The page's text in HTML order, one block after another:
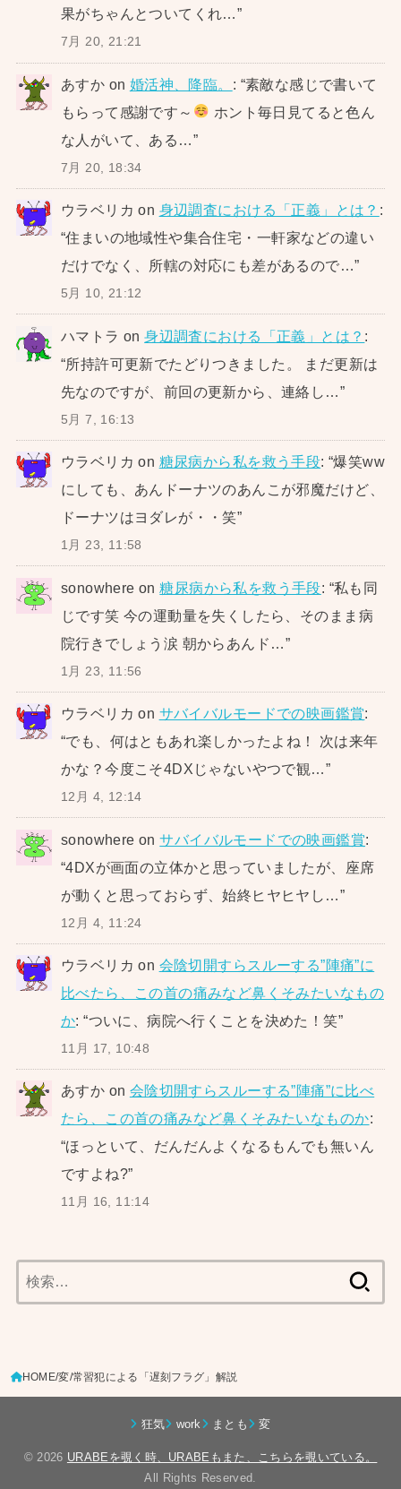
果がちゃんとついてくれ…”
7月 20, 21:21
あすか on 婚活神、降臨。 : “素敵な感じで書いて
もらって感謝です～
ホント毎日見てると色ん
な人がいて、ある…”
7月 20, 18:34
ウラベリカ on 身辺調査における「正義」とは？ :
“住まいの地域性や集合住宅・一軒家などの違い
だけでなく、所轄の対応にも差があるので…”
5月 10, 21:12
ハマトラ on身辺調査における「正義」とは？ :
“所持許可更新でたどりつきました。 まだ更新は
先なのですが、前回の更新から、連絡し…”
5月 7, 16:13
ウラベリカ on 糖尿病から私を救う手段: “爆笑ww
にしても、あんドーナツのあんこが邪魔だけど、
ドーナツはヨダレが・・笑”
1月 23, 11:58
sonowhere on糖尿病から私を救う手段: “私も同
じです笑 今の運動量を失くしたら、そのまま病
院行きでしょう涙 朝からあんド… ”
1月 23, 11:56
ウラベリカ on サバイバルモードでの映画鑑賞:
“でも、何はともあれ楽しかったよね！ 次は来年
かな？今度こそ4DXじゃないやつで観…”
12月 4, 12:14
sonowhere onサバイバルモードでの映画鑑賞:
“4DXが画面の立体かと思っていましたが、座席
が動くと思っておらず、始終ヒヤヒヤし… ”
12月 4, 11:24
ウラベリカ on 会陰切開すらスルーする”陣痛”に
比べたら、この首の痛みなど鼻くそみたいなもの
か: “ついに、病院へ行くことを決めた！笑”
11月 17, 10:48
あすか on 会陰切開すらスルーする”陣痛”に比べ
たら、この首の痛みなど鼻くそみたいなものか:
“ほっといて、だんだんよくなるもんでも無いん
ですよね?”
11月 16, 11:14
索:
HOME 変 常習犯による「遅刻フラグ」解説
狂気 work まとも 変
© 2026 URABEを覗く時、URABEもまた、こちらを覗いている。
All Rights Reserved.